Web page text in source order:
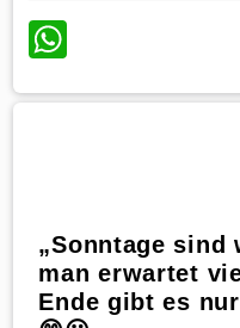
WhatsApp
„Sonntage sind
man erwartet
Ende gibt es